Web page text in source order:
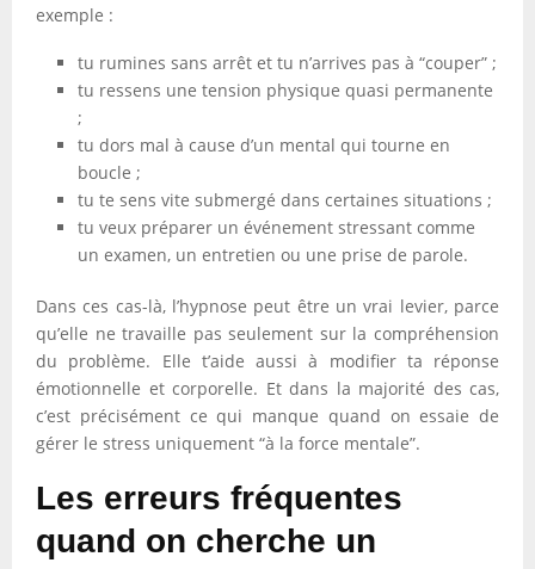
exemple :
tu rumines sans arrêt et tu n’arrives pas à “couper” ;
tu ressens une tension physique quasi permanente
;
tu dors mal à cause d’un mental qui tourne en
boucle ;
tu te sens vite submergé dans certaines situations ;
tu veux préparer un événement stressant comme
un examen, un entretien ou une prise de parole.
Dans ces cas-là, l’hypnose peut être un vrai levier, parce
qu’elle ne travaille pas seulement sur la compréhension
du problème. Elle t’aide aussi à modifier ta réponse
émotionnelle et corporelle. Et dans la majorité des cas,
c’est précisément ce qui manque quand on essaie de
gérer le stress uniquement “à la force mentale”.
Les erreurs fréquentes
quand on cherche un